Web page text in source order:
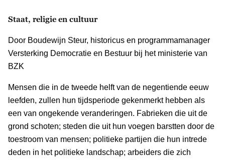
Staat, religie en cultuur
Door Boudewijn Steur, historicus en programmamanager
Versterking Democratie en Bestuur bij het ministerie van
BZK
Mensen die in de tweede helft van de negentiende eeuw
leefden, zullen hun tijdsperiode gekenmerkt hebben als
een van ongekende veranderingen. Fabrieken die uit de
grond schoten; steden die uit hun voegen barstten door de
toestroom van mensen; politieke partijen die hun intrede
deden in het politieke landschap; arbeiders die zich